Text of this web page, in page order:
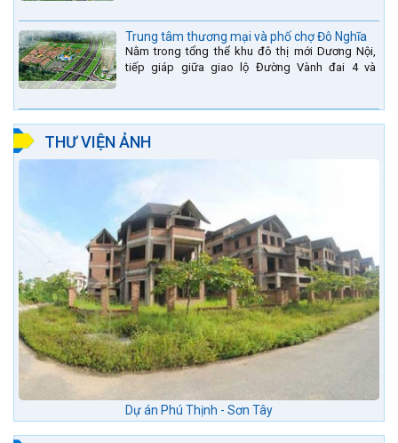
Trung tâm thương mại và phố chợ Đô Nghĩa
Nằm trong tổng thể khu đô thị mới Dương Nội,
tiếp giáp giữa giao lộ Đường Vành đai 4 và
THƯ VIỆN ẢNH
Dự án Phú Thịnh - Sơn Tây